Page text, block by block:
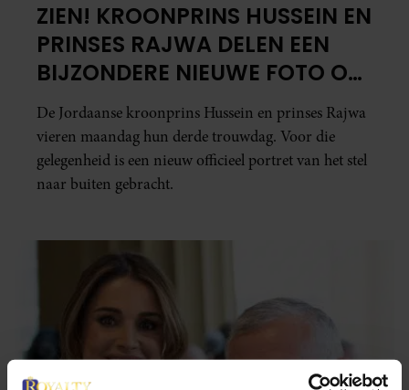
ZIEN! KROONPRINS HUSSEIN EN
PRINSES RAJWA DELEN EEN
BIJZONDERE NIEUWE FOTO OP
HUN DERDE TROUWDAG
De Jordaanse kroonprins Hussein en prinses Rajwa
vieren maandag hun derde trouwdag. Voor die
gelegenheid is een nieuw officieel portret van het stel
naar buiten gebracht.